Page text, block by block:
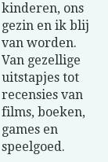
kinderen, ons
gezin en ik blij
van worden.
Van gezellige
uitstapjes tot
recensies van
films, boeken,
games en
speelgoed.